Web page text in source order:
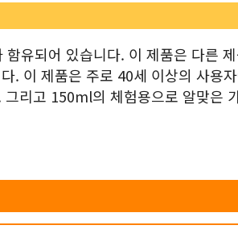
유되어 있습니다. 이 제품은 다른
. 이 제품은 주로 40세 이상의 사용
리고 150ml의 체험용으로 알맞은